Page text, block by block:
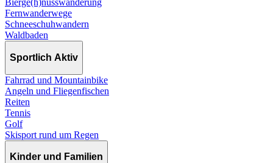
Bierge(h)nusswanderung
Fernwanderwege
Schneeschuhwandern
Waldbaden
Sportlich Aktiv
Fahrrad und Mountainbike
Angeln und Fliegenfischen
Reiten
Tennis
Golf
Skisport rund um Regen
Kinder und Familien